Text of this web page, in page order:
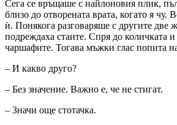
Сега се връщаше с найлоновия плик,
близо до отворената врата, когато я чу.
ѝ. Понякога разговаряше с другите две
подреждаха стаите. Спря до количката и
чаршафите. Тогава мъжки глас попита
– И какво друго?
– Без значение. Важно е, че не стигат.
– Значи още стотачка.